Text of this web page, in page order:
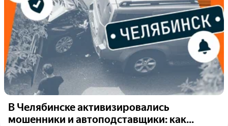
В Челябинске активизировались
мошенники и автоподставщики: как...